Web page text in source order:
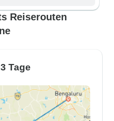
Reiserouten
Tage